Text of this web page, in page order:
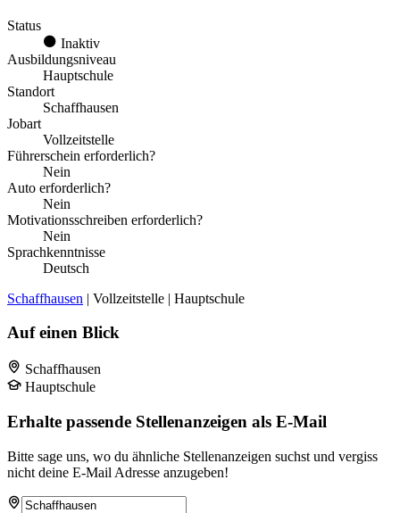
Status
Inaktiv
Ausbildungsniveau
Hauptschule
Standort
Schaffhausen
Jobart
Vollzeitstelle
Führerschein erforderlich?
Nein
Auto erforderlich?
Nein
Motivationsschreiben erforderlich?
Nein
Sprachkenntnisse
Deutsch
Schaffhausen | Vollzeitstelle | Hauptschule
Auf einen Blick
Schaffhausen
Hauptschule
Erhalte passende Stellenanzeigen als E-Mail
Bitte sage uns, wo du ähnliche Stellenanzeigen suchst und vergiss
nicht deine E-Mail Adresse anzugeben!